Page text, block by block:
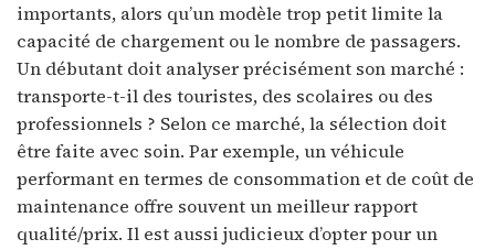
importants, alors qu’un modèle trop petit limite la
capacité de chargement ou le nombre de passagers.
Un débutant doit analyser précisément son marché :
transporte-t-il des touristes, des scolaires ou des
professionnels ? Selon ce marché, la sélection doit
être faite avec soin. Par exemple, un véhicule
performant en termes de consommation et de coût de
maintenance offre souvent un meilleur rapport
qualité/prix. Il est aussi judicieux d’opter pour un